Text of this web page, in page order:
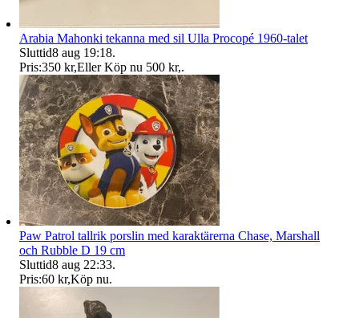
Arabia Mahonki tekanna med sil Ulla Procopé 1960-talet
Sluttid8 aug 19:18.
Pris:350 kr,Eller Köp nu 500 kr,.
Paw Patrol tallrik porslin med karaktärerna Chase, Marshall
och Rubble D 19 cm
Sluttid8 aug 22:33.
Pris:60 kr,Köp nu.